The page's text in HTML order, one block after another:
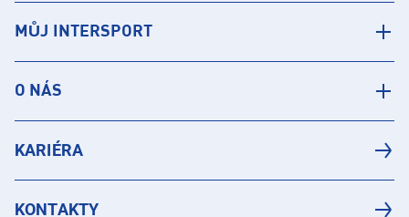
MŮJ INTERSPORT
O NÁS
KARIÉRA
KONTAKTY